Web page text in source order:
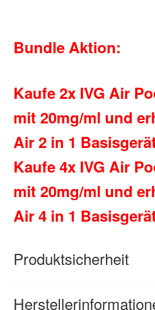
Bundle Aktion:
Kaufe 2x IVG Air
mit 20mg/ml und
Air 2 in 1
Kaufe 4x IVG Air
mit 20mg/ml und
Air 4 in 1
Produktsicherheit